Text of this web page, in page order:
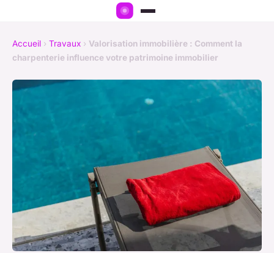
Accueil › Travaux › Valorisation immobilière : Comment la
charpenterie influence votre patrimoine immobilier